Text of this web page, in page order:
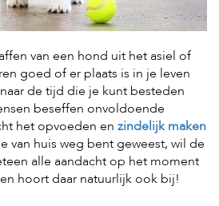
van een hond uit het asiel of
goed of er plaats is in je leven
de tijd die je kunt besteden
beseffen onvoldoende
het opvoeden en zindelijk maken
van huis weg bent geweest, wil de
alle aandacht op het moment
hoort daar natuurlijk ook bij!